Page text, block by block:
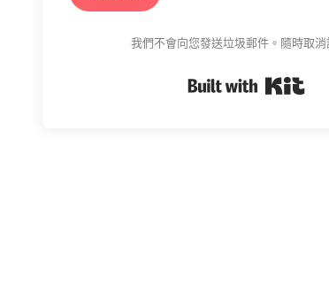
我們不會向您發送垃圾郵件。隨時取消